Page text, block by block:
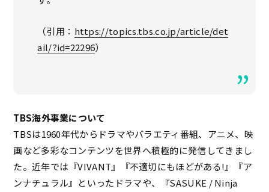
（引用： https://topics.tbs.co.jp/article/det
ail/?id=22296）
TBS海外事業について
TBSは1960年代からドラマやバラエティ番組、アニメ、映
画など多彩なコンテンツを世界へ積極的に発信してきまし
た。近年では『VIVANT』『不適切にもほどがある!』『ア
ンナチュラル』といったドラマや、『SASUKE / Ninja